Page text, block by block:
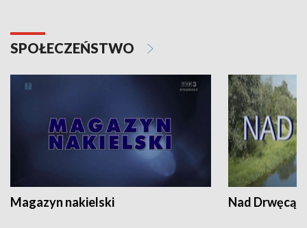
SPOŁECZEŃSTWO
Magazyn nakielski Nad Drwęcą